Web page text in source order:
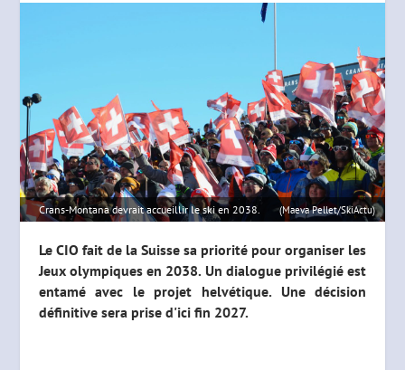
Crans-Montana devrait accueillir le ski en 2038. (Maeva Pellet/SkiActu)
Le CIO fait de la Suisse sa priorité pour organiser les
Jeux olympiques en 2038. Un dialogue privilégié est
entamé avec le projet helvétique. Une décision
définitive sera prise d'ici fin 2027.